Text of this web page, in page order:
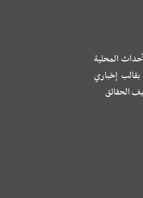
المحلية
بقالب إخباري
الحقائق